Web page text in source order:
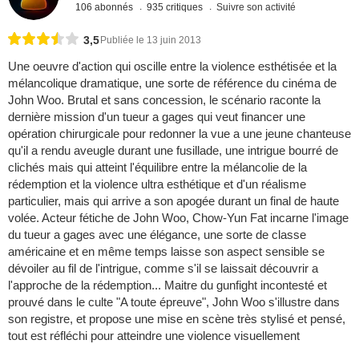
106 abonnés 935 critiques Suivre son activité
3,5 Publiée le 13 juin 2013
Une oeuvre d'action qui oscille entre la violence esthétisée et la
mélancolique dramatique, une sorte de référence du cinéma de
John Woo. Brutal et sans concession, le scénario raconte la
dernière mission d'un tueur a gages qui veut financer une
opération chirurgicale pour redonner la vue a une jeune chanteuse
qu'il a rendu aveugle durant une fusillade, une intrigue bourré de
clichés mais qui atteint l'équilibre entre la mélancolie de la
rédemption et la violence ultra esthétique et d'un réalisme
particulier, mais qui arrive a son apogée durant un final de haute
volée. Acteur fétiche de John Woo, Chow-Yun Fat incarne l'image
du tueur a gages avec une élégance, une sorte de classe
américaine et en même temps laisse son aspect sensible se
dévoiler au fil de l'intrigue, comme s'il se laissait découvrir a
l'approche de la rédemption... Maitre du gunfight incontesté et
prouvé dans le culte "A toute épreuve", John Woo s'illustre dans
son registre, et propose une mise en scène très stylisé et pensé,
tout est réfléchi pour atteindre une violence visuellement